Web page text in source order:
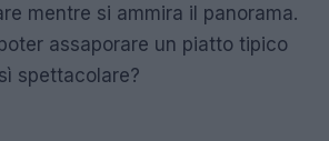
mentre si ammira il panorama.
assaporare un piatto tipico
spettacolare?